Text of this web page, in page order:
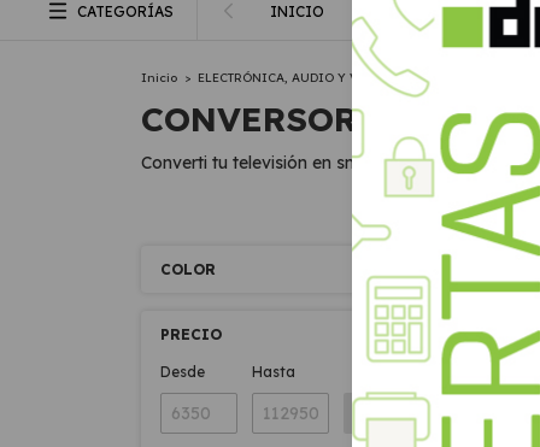
CATEGORÍAS INICIO PRODUCTOS
Inicio > ELECTRÓNICA, AUDIO Y VIDEO > ACCESORIOS PARA
CONVERSORES
Converti tu televisión en smart o actualizá tu
COLOR
PRECIO
Desde Hasta